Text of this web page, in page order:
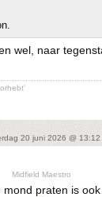
wel, naar
20 juni 2026 @ 13:12
Midfield Maestro
praten is